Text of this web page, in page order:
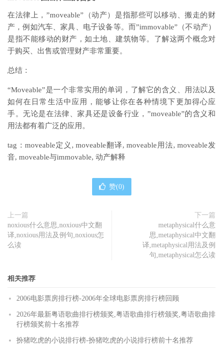
在法律上，”moveable”（动产）是指那些可以移动、搬走的财
产，例如汽车、家具、电子设备等。而”immovable”（不动产）
是指不能移动的财产，如土地、建筑物等。了解这两个概念对
于购买、出售或管理财产非常重要。
总结：
“Moveable”是一个非常实用的单词，了解它的含义、用法以及
如何在日常生活中应用，能够让你在各种情境下更加得心应
手。无论是在法律、家具还是设备行业，”moveable”的含义和
用法都有着广泛的应用。
tag：moveable定义, moveable翻译, moveable用法, moveable发
音, moveable与immovable, 动产解释
赞(0)
上一篇
noxious什么意思,noxious中文翻
译,noxious用法及例句,noxious怎
么读
下一篇
metaphysical什么意
思,metaphysical中文翻
译,metaphysical用法及例
句,metaphysical怎么读
相关推荐
2006电影票房排行榜-2006年全球电影票房排行榜回顾
2026年最新粤语歌曲排行榜颁奖,粤语歌曲排行榜颁奖,粤语歌曲排
行榜颁奖前十名推荐
扮猪吃虎的小说排行榜-扮猪吃虎的小说排行榜前十名推荐